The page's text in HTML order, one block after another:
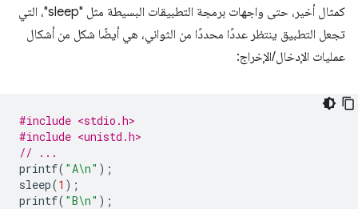
كمثال أخير، حتى واجهات برمجة التطبيقات البسيطة مثل "sleep"، التي
تجعل التطبيق ينتظر عددًا محددًا من الثواني، هي أيضًا شكل من أشكال
عمليات الإدخال/الإخراج:
#include <stdio.h>
#include <unistd.h>
// ...
printf( "A\n" );
sleep(1 );
printf( "B\n" );